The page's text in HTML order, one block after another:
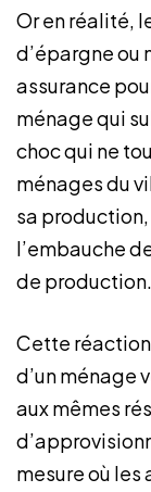
Or en réalité,
d’épargne ou
assurance
ménage qui
choc qui ne
ménages du
sa
l’embauche
de production.
Cette
d’un ménage
aux mêmes
mesure où les